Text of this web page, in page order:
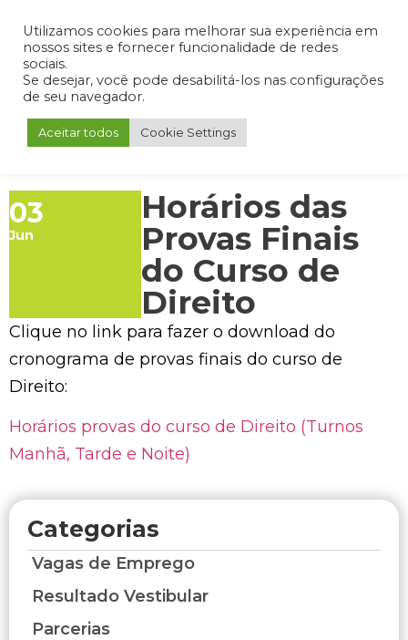
Admin Portal do Aluno Portal do Professor Portal do Coordenador
03
Jun
Horários das
Provas Finais
do Curso de
Direito
Clique no link para fazer o download do
cronograma de provas finais do curso de
Direito:
Horários provas do curso de Direito (Turnos
Manhã, Tarde e Noite)
Categorias
Vagas de Emprego
Resultado Vestibular
Parcerias
Utilizamos cookies para melhorar sua experiência em
nossos sites e fornecer funcionalidade de redes
sociais.
Se desejar, você pode desabilitá-los nas configurações
de seu navegador.
Aceitar todos Cookie Settings